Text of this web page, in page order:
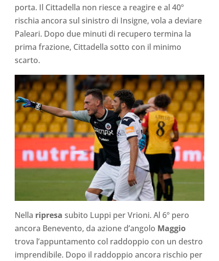
porta. Il Cittadella non riesce a reagire e al 40º
rischia ancora sul sinistro di Insigne, vola a deviare
Paleari. Dopo due minuti di recupero termina la
prima frazione, Cittadella sotto con il minimo
scarto.
Nella ripresa subito Luppi per Vrioni. Al 6º pero
ancora Benevento, da azione d’angolo Maggio
trova l’appuntamento col raddoppio con un destro
imprendibile. Dopo il raddoppio ancora rischio per